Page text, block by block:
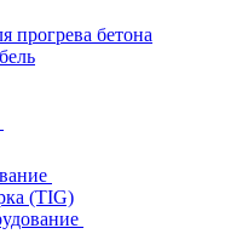
прогрева бетона
(TIG)